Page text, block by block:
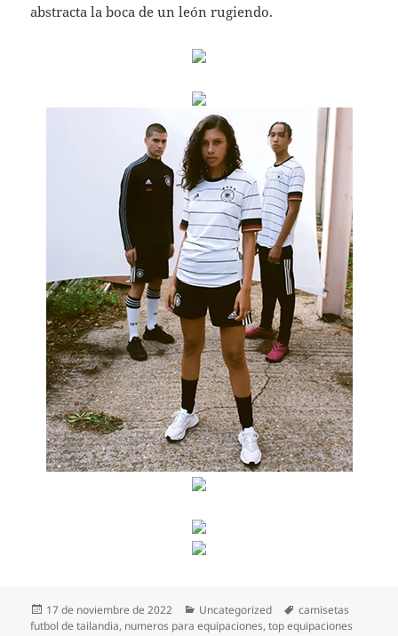
abstracta la boca de un león rugiendo.
Publicado
el
17 de noviembre de 2022 Categorías
Uncategorized Etiquetas
camisetas
futbol de tailandia, numeros para equipaciones,top equipaciones